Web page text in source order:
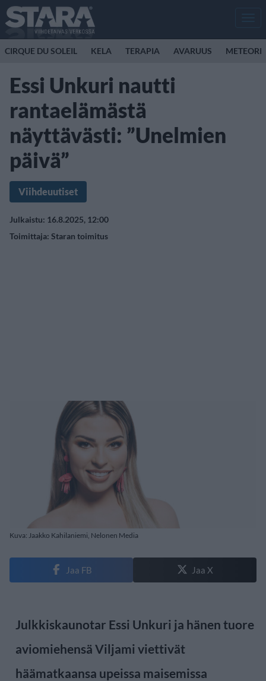
CIRQUE DU SOLEIL KELA TERAPIA AVARUUS METEORI
Essi Unkuri nautti
rantaelämästä
näyttävästi: ”Unelmien
päivä”
Viihdeuutiset
Julkaistu: 16.8.2025, 12:00
Toimittaja: Staran toimitus
Kuva: Jaakko Kahilaniemi, Nelonen Media
Jaa FB Jaa X
Julkkiskaunotar Essi Unkuri ja hänen tuore
aviomiehensä Viljami viettivät
häämatkaansa upeissa maisemissa